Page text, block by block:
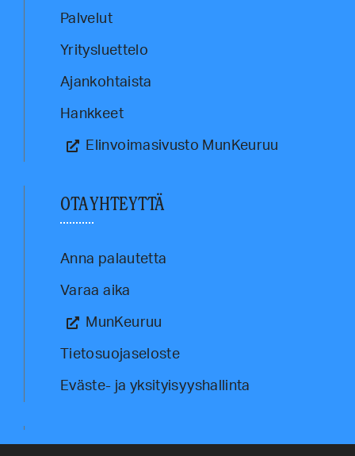
Palvelut
Yritysluettelo
Ajankohtaista
Hankkeet
Elinvoimasivusto MunKeuruu
OTA YHTEYTTÄ
Anna palautetta
Varaa aika
MunKeuruu
Tietosuojaseloste
Eväste- ja yksityisyyshallinta